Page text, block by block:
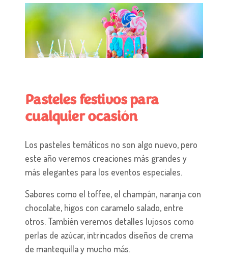
Pasteles festivos para
cualquier ocasión
Los pasteles temáticos no son algo nuevo, pero
este año veremos creaciones más grandes y
más elegantes para los eventos especiales.
Sabores como el toffee, el champán, naranja con
chocolate, higos con caramelo salado, entre
otros. También veremos detalles lujosos como
perlas de azúcar, intrincados diseños de crema
de mantequilla y mucho más.